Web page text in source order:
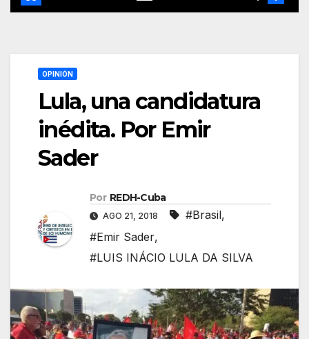
OPINIÓN
Lula, una candidatura
inédita. Por Emir
Sader
Por REDH-Cuba
AGO 21, 2018 #Brasil,
#Emir Sader,
#LUIS INÁCIO LULA DA SILVA